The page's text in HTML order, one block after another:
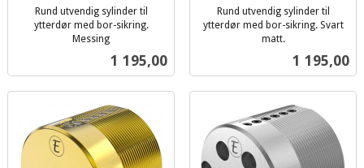
Rund utvendig sylinder til
ytterdør med bor-sikring.
Messing
Pris
1 195,00
Rund utvendig sylinder til
ytterdør med bor-sikring. Svart
matt.
Pris
1 195,00